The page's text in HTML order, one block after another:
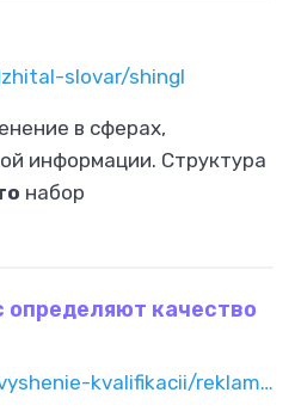
slovar/shingl
в сферах,
информации. Структура
набор
или токенов в тексте.
определяют качество
/povyshenie-kvalifikacii/reklama-i-marketing/seo/kak-google-i-yandeks-opredelyayut-kachestvo-kontenta